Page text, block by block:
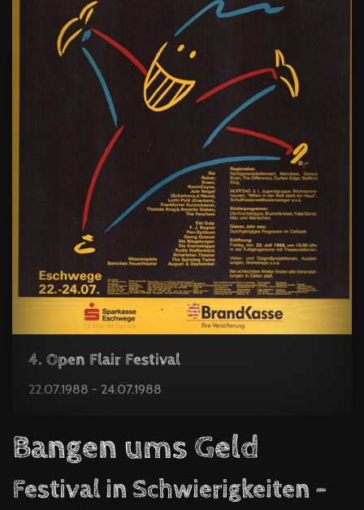
4. Open Flair Festival
22.07.1988 - 24.07.1988
Bangen ums Geld
Festival in Schwierigkeiten –